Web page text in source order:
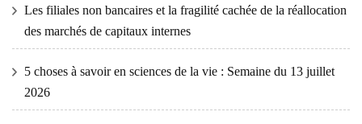
Les filiales non bancaires et la fragilité cachée de la réallocation
des marchés de capitaux internes
5 choses à savoir en sciences de la vie : Semaine du 13 juillet
2026